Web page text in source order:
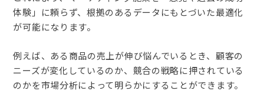
体験」に頼らず、根拠のあるデータにもとづいた最適化
が可能になります。
例えば、ある商品の売上が伸び悩んでいるとき、顧客の
ニーズが変化しているのか、競合の戦略に押されている
のかを市場分析によって明らかにすることができます。